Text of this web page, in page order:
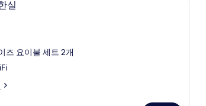
실
즈 요이불 세트 2개